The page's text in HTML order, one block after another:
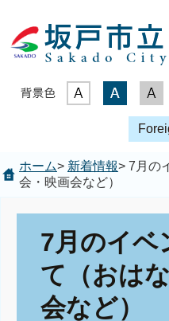
表示色
ホーム> 新着情報> 7月の
会・映画会など）
7月のイベ
て（おは
会など）